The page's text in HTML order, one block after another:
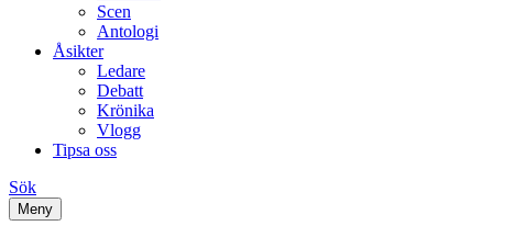
Scen
Antologi
Åsikter
Ledare
Debatt
Krönika
Vlogg
Tipsa oss
Sök
Meny